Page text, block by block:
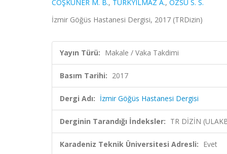
COŞKUNER M. B., TÜRKYILMAZ A., ÖZSU S. S.
İzmir Göğüs Hastanesi Dergisi, 2017 (TRDizin)
Yayın Türü: Makale / Vaka Takdimi
Basım Tarihi: 2017
Dergi Adı: İzmir Göğüs Hastanesi Dergisi
Derginin Tarandığı İndeksler: TR DİZİN
Karadeniz Teknik Üniversitesi Adresli: Evet